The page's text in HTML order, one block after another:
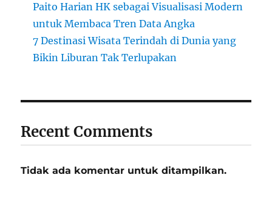
Paito Harian HK sebagai Visualisasi Modern
untuk Membaca Tren Data Angka
7 Destinasi Wisata Terindah di Dunia yang
Bikin Liburan Tak Terlupakan
Recent Comments
Tidak ada komentar untuk ditampilkan.